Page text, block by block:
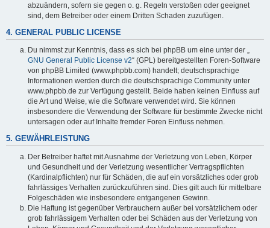
abzuändern, sofern sie gegen o. g. Regeln verstoßen oder geeignet
sind, dem Betreiber oder einem Dritten Schaden zuzufügen.
4. GENERAL PUBLIC LICENSE
Du nimmst zur Kenntnis, dass es sich bei phpBB um eine unter der „
GNU General Public License v2“ (GPL) bereitgestellten Foren-Software
von phpBB Limited (www.phpbb.com) handelt; deutschsprachige
Informationen werden durch die deutschsprachige Community unter
www.phpbb.de zur Verfügung gestellt. Beide haben keinen Einfluss auf
die Art und Weise, wie die Software verwendet wird. Sie können
insbesondere die Verwendung der Software für bestimmte Zwecke nicht
untersagen oder auf Inhalte fremder Foren Einfluss nehmen.
5. GEWÄHRLEISTUNG
Der Betreiber haftet mit Ausnahme der Verletzung von Leben, Körper
und Gesundheit und der Verletzung wesentlicher Vertragspflichten
(Kardinalpflichten) nur für Schäden, die auf ein vorsätzliches oder grob
fahrlässiges Verhalten zurückzuführen sind. Dies gilt auch für mittelbare
Folgeschäden wie insbesondere entgangenen Gewinn.
Die Haftung ist gegenüber Verbrauchern außer bei vorsätzlichem oder
grob fahrlässigem Verhalten oder bei Schäden aus der Verletzung von